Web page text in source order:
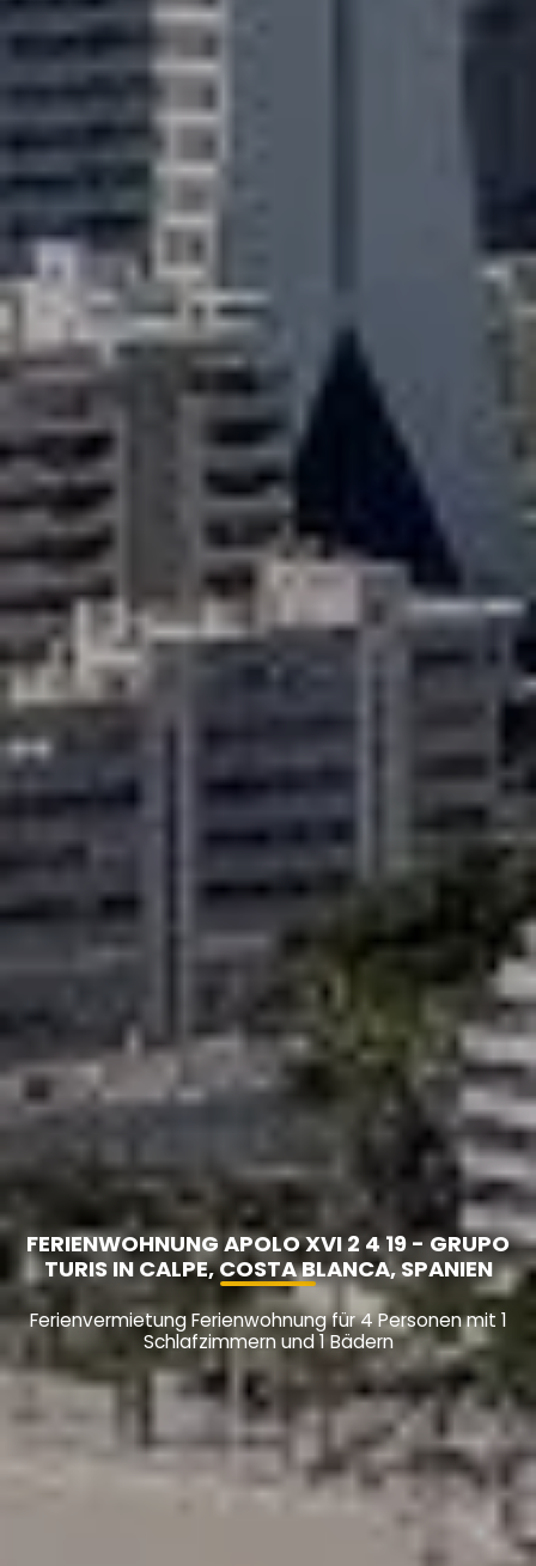
FERIENWOHNUNG APOLO XVI 2 4 19 - GRUPO
TURIS IN CALPE, COSTA BLANCA, SPANIEN
Ferienvermietung Ferienwohnung für 4 Personen mit 1
Schlafzimmern und 1 Bädern